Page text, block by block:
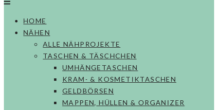
HOME
NÄHEN
ALLE NÄHPROJEKTE
TASCHEN & TÄSCHCHEN
UMHÄNGETASCHEN
KRAM- & KOSMETIKTASCHEN
GELDBÖRSEN
MAPPEN, HÜLLEN & ORGANIZER